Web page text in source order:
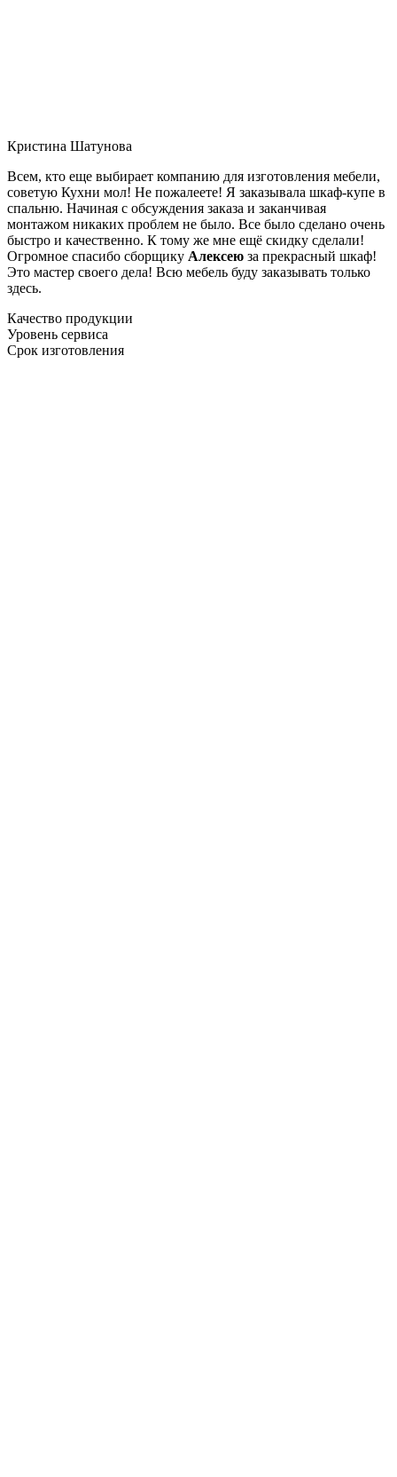
Кристина Шатунова
Всем, кто еще выбирает компанию для изготовления мебели,
советую Кухни мол! Не пожалеете! Я заказывала шкаф-купе в
спальню. Начиная с обсуждения заказа и заканчивая
монтажом никаких проблем не было. Все было сделано очень
быстро и качественно. К тому же мне ещё скидку сделали!
Огромное спасибо сборщику Алексею за прекрасный шкаф!
Это мастер своего дела! Всю мебель буду заказывать только
здесь.
Качество продукции
Уровень сервиса
Срок изготовления